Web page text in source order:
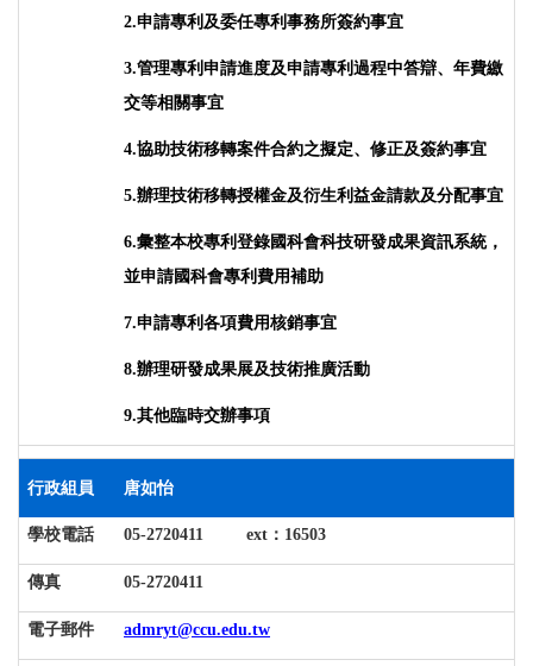
2.申請專利及委任專利事務所簽約事宜
3.管理專利申請進度及申請專利過程中答辯、年費繳
交等相關事宜
4.協助技術移轉案件合約之擬定、修正及簽約事宜
5.辦理技術移轉授權金及衍生利益金請款及分配事宜
6.彙整本校專利登錄國科會科技研發成果資訊系統，
並申請國科會專利費用補助
7.申請專利各項費用核銷事宜
8.辦理研發成果展及技術推廣活動
9.其他臨時交辦事項
行政組員 唐如怡
學校電話 05-2720411 ext ：16503
傳真 05-2720411
電子郵件 admryt@ccu.edu.tw